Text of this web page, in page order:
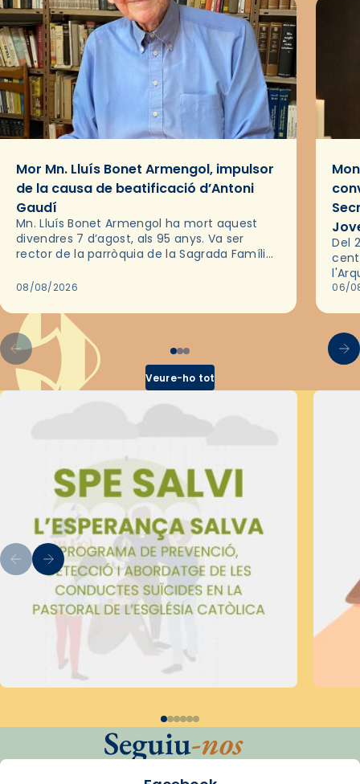
Mor Mn. Lluís Bonet Armengol, impulsor
de la causa de beatificació d’Antoni
Gaudí
Mn. Lluís Bonet Armengol ha mort aquest
divendres 7 d’agost, als 95 anys. Va ser
rector de la parròquia de la Sagrada Família
2018,…
08/08/2026
Del
les
06/
Veure-ho tot
Seguiu-nos